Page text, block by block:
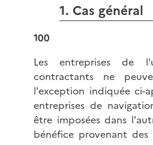
1. Cas général
100
Les entreprises de
contractants ne
l'exception indiquée ci-
entreprises de
être imposées dans
bénéfice provenant des